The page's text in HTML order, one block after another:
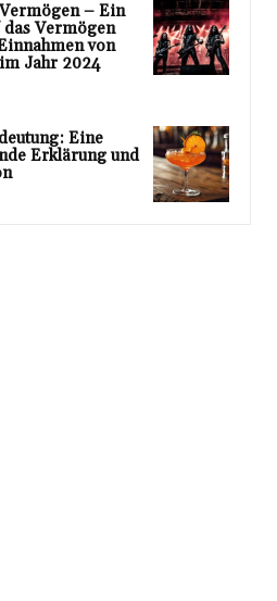
– Ein
das Vermögen
von
Jahr 2024
Eine
Erklärung und